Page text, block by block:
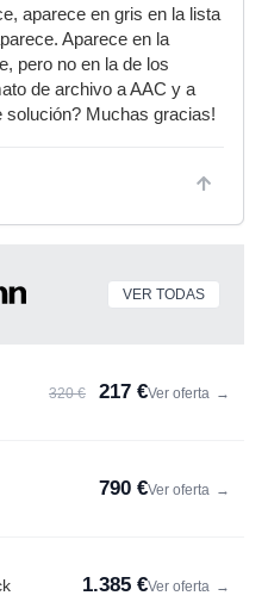
aparece en gris en la lista
Aparece en la
pero no en la de los
de archivo a AAC y a
solución? Muchas gracias!
VER TODAS
320 € 217 €Ver oferta →
790 €Ver oferta →
1.385 €Ver oferta →